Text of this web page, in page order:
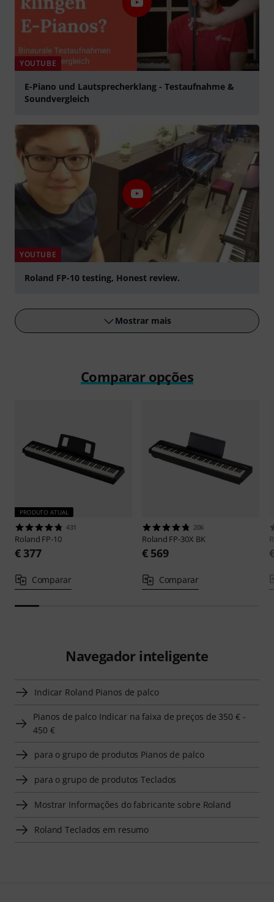
YOUTUBE
E-Piano und Lautsprecherklang - Testaufnahme &
Soundvergleich
YOUTUBE
Roland FP-10 testing, Honest review.
Mostrar mais
Comparar opções
PRODUTO ATUAL
431
Roland FP-10
€ 377
Comparar
206
Roland FP-30X BK
€ 569
Comparar
Navegador inteligente
Indicar Roland Pianos de palco
Pianos de palco Indicar na faixa de preços de 350 € -
450 €
para o grupo de produtos Pianos de palco
para o grupo de produtos Teclados
Mostrar Informações do fabricante sobre Roland
Roland Teclados em resumo